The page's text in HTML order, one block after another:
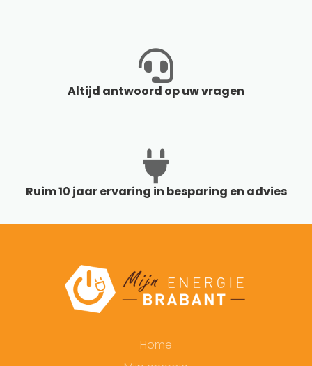
Altijd antwoord op uw vragen
Ruim 10 jaar ervaring in besparing en advies
Home